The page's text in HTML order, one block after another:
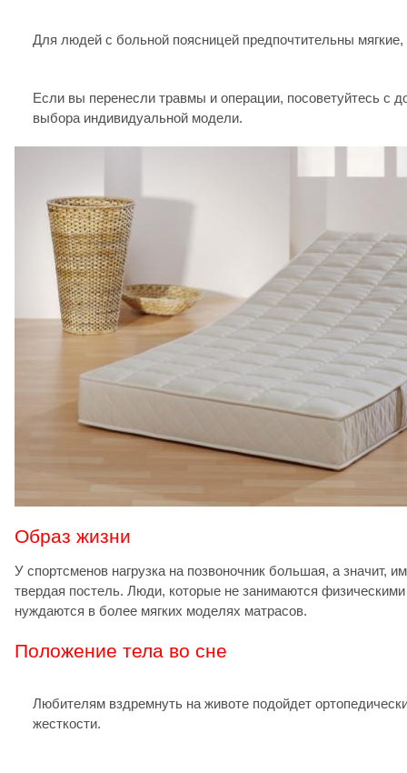
Для людей с больной поясницей предпочтительны
Если вы перенесли травмы и операции, посоветуйтесь с
выбора индивидуальной модели.
Образ жизни
У спортсменов нагрузка на позвоночник большая, а значит,
твердая постель. Люди, которые не занимаются
нуждаются в более мягких моделях матрасов.
Положение тела во сне
Любителям вздремнуть на животе подойдет
жесткости.